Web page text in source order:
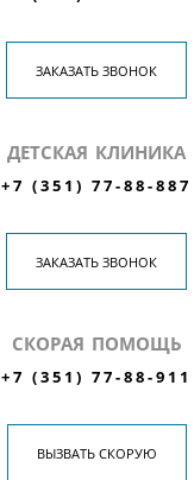
ЗАКАЗАТЬ ЗВОНОК
ДЕТСКАЯ КЛИНИКА
+7 (351) 77-88-887
ЗАКАЗАТЬ ЗВОНОК
СКОРАЯ ПОМОЩЬ
+7 (351) 77-88-911
ВЫЗВАТЬ СКОРУЮ